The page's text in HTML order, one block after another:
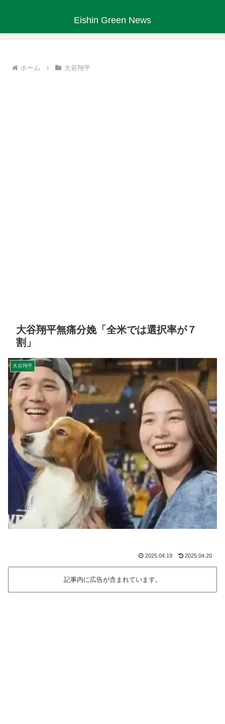
Eishin Green News
ホーム 大谷翔平
大谷翔平無痛分娩「全米では選択率が７
割」
大谷翔平
2025.04.19 2025.04.20
記事内に広告が含まれています。